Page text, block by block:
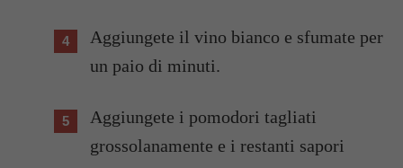
Aggiungete il vino bianco e sfumate per
un paio di minuti.
Aggiungete i pomodori tagliati
grossolanamente e i restanti sapori